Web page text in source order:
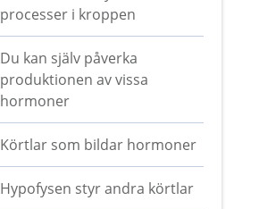
processer i kroppen
Du kan själv påverka
produktionen av vissa
hormoner
Körtlar som bildar hormoner
Hypofysen styr andra körtlar